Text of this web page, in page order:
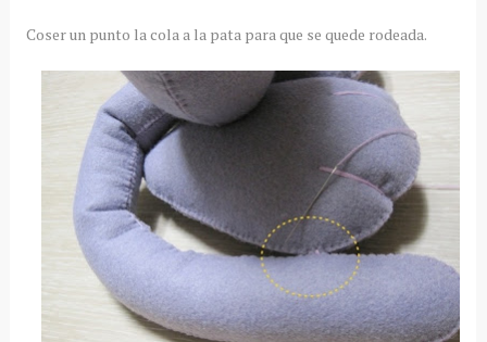
Coser un punto la cola a la pata para que se quede rodeada.